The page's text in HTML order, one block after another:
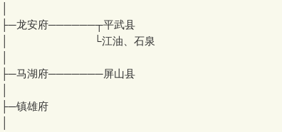
├─龙安府──────┬平武县
│ └江油、石泉
├─马湖府───────屏山县
├─镇雄府